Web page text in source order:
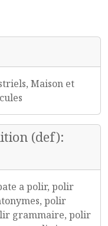
Maison et
(def):
a polir, polir
polir
grammaire, polir